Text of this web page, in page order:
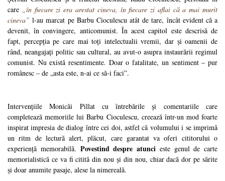
care „în fiecare zi era arestat cineva, în fiecare zi aflai că a mai murit
cineva” l-au marcat pe Barbu Cioculescu atât de tare, încât evident că a
devenit, în convingere, anticomunist. În acest capitol este descrisă de
fapt, percepția pe care mai toți intelectualii vremii, dar și oamenii de
rând, neangajați politic sau cultural, au avut-o asupra instaurării regimul
comunist. Nu există resentimente. Doar o fatalitate, un sentiment – pur
românesc – de „asta este, n-ai ce să-i faci”.
Intervențiile Monicăi Pillat cu întrebările și comentariile care
completează memoriile lui Barbu Cioculescu, creează într-un mod foarte
inspirat impresia de dialog între cei doi, astfel că volumului i se imprimă
un ritm de lectură alert, plăcut, care garantat va oferi cititorului o
experiență memorabilă. Povestind despre atunci este genul de carte
memorialistică ce va fi citită din nou și din nou, chiar dacă dor pe sărite
și doar anumite pasaje, alese la nimereală.